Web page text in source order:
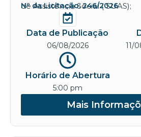
de Assistência Social ( SUAS);
Nº da Licitação: 246/2026
Data de Publicação
06/08/2026 11/
Horário de Abertura
5:00 pm
Mais